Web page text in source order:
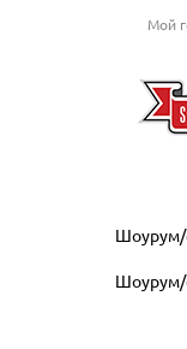
Мой
Шоурум/
Шоурум/